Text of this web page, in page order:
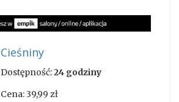
Cieśniny
Dostępność:24 godziny
Cena:39,99 zł